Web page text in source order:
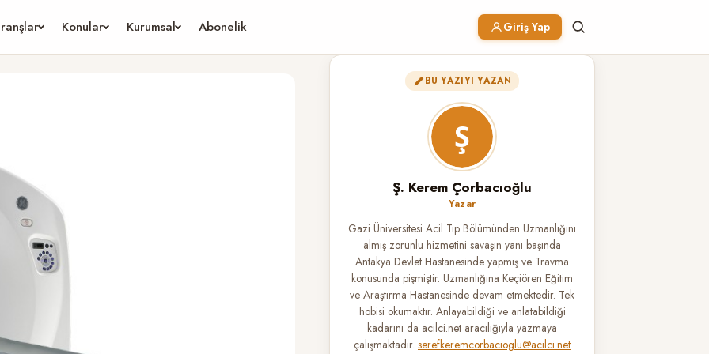
Konular Kurumsal Abonelik Giriş Yap
BU YAZIYI YAZAN
Ş. Kerem Çorbacıoğlu
Yazar
Gazi Üniversitesi Acil Tıp Bölümünden Uzmanlığını
almış zorunlu hizmetini savaşın yanı başında
Antakya Devlet Hastanesinde yapmış ve Travma
konusunda pişmiştir. Uzmanlığına Keçiören Eğitim
ve Araştırma Hastanesinde devam etmektedir. Tek
hobisi okumaktır. Anlayabildiği ve anlatabildiği
kadarını da acilci.net aracılığıyla yazmaya
çalışmaktadır. serefkeremcorbacioglu@acilci.net